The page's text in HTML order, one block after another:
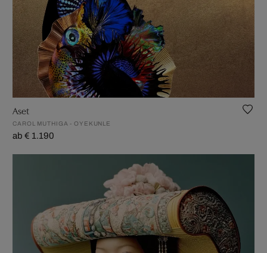
Aset
CAROL MUTHIGA - OYEKUNLE
ab € 1.190